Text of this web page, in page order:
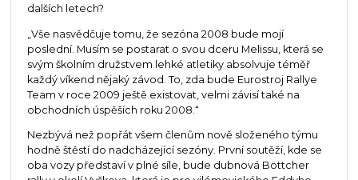
dalších letech?
„Vše nasvědčuje tomu, že sezóna 2008 bude mojí
poslední. Musím se postarat o svou dceru Melissu, která se
svým školním družstvem lehké atletiky absolvuje téměř
každý víkend nějaký závod. To, zda bude Eurostroj Rallye
Team v roce 2009 ještě existovat, velmi závisí také na
obchodních úspěších roku 2008.“
Nezbývá než popřát všem členům nově složeného týmu
hodně štěstí do nadcházející sezóny. První soutěží, kde se
oba vozy představí v plné síle, bude dubnová Böttcher